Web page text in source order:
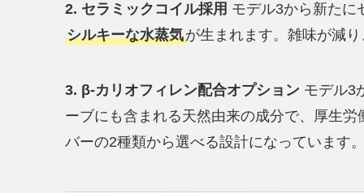
2. セラミックコイル採用 モデル3から新たに
シルキーな水蒸気が生まれます。雑味が減
3. β-カリオフィレン配合オプション モデル3
ーブにも含まれる天然由来の成分で、厚生
バーの2種類から選べる設計になっています